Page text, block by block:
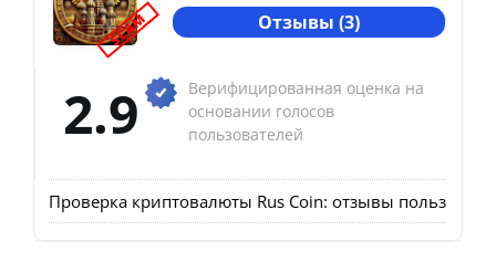
SCAM Отзывы (3)
2.9
Верифицированная оценка на
основании голосов
пользователей
Проверка криптовалюты Rus Coin: отзывы